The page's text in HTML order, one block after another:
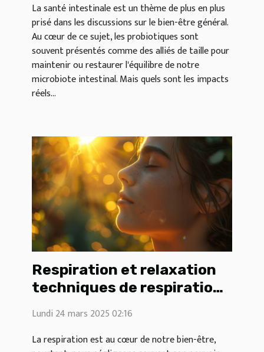
La santé intestinale est un thème de plus en plus
prisé dans les discussions sur le bien-être général.
Au cœur de ce sujet, les probiotiques sont
souvent présentés comme des alliés de taille pour
maintenir ou restaurer l'équilibre de notre
microbiote intestinal. Mais quels sont les impacts
réels...
Respiration et relaxation
techniques de respiration
Lundi 24 mars 2025 02:16
La respiration est au cœur de notre bien-être,